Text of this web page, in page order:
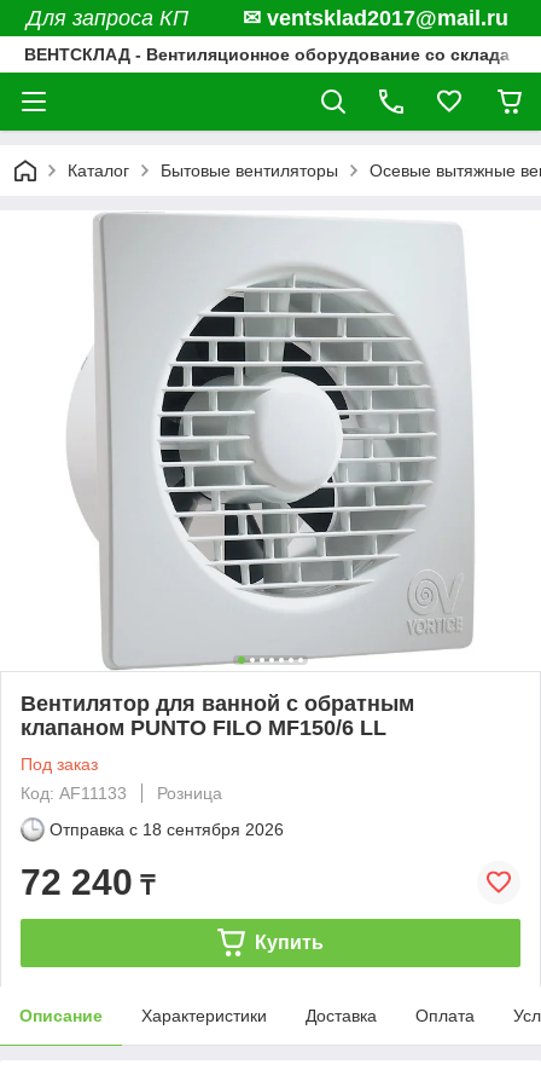
Для запроса КП ✉ ventsklad2017@mail.ru
ВЕНТСКЛАД - Вентиляционное оборудование со склада
Каталог Бытовые вентиляторы Осевые вытяжные
Вентилятор для ванной с обратным
клапаном PUNTO FILO MF150/6 LL
Под заказ
Код: AF11133
Розница
Отправка с 18 сентября 2026
72 240 ₸
Купить
Описание Характеристики Доставка Оплата